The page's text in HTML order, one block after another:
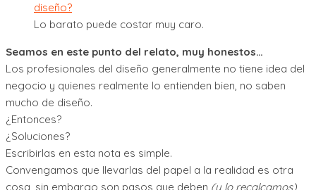
diseño?
Lo barato puede costar muy caro.
Seamos en este punto del relato, muy honestos…
Los profesionales del diseño generalmente no tiene idea del
negocio y quienes realmente lo entienden bien, no saben
mucho de diseño.
¿Entonces?
¿Soluciones?
Escribirlas en esta nota es simple.
Convengamos que llevarlas del papel a la realidad es otra
cosa, sin embargo son pasos que deben (y lo recalcamos)